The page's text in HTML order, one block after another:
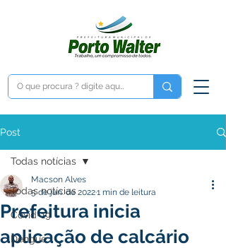
Post
Todas notícias
Covid-19
Dengue
Todas notícias
Prefeitura inicia
aplicação de calcário
Macson Alves
5 de jan. de 20221 min de leitura